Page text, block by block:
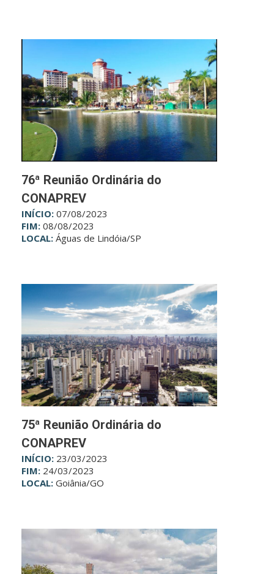
76ª Reunião Ordinária do
CONAPREV
INÍCIO: 07/08/2023
FIM: 08/08/2023
LOCAL: Águas de Lindóia/SP
75ª Reunião Ordinária do
CONAPREV
INÍCIO: 23/03/2023
FIM: 24/03/2023
LOCAL: Goiânia/GO